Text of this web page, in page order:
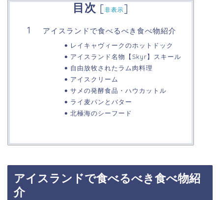
目次 [非表示]
アイスランドで食べるべき食べ物紹介
レイキャヴィークのホットドック
アイスランド名物【Skyr】スキール
自由放牧されたラム肉料理
アイスクリーム
サメの発酵食品・ハウカットル
ライ麦パンとバター
北極海のシーフード
アイスランドで食べるべき食べ物紹
介